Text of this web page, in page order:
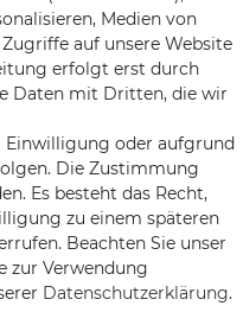
9453362
4
Medien von
auf unsere Website
erfolgt erst durch
Daten mit Dritten, die wir
oder aufgrund
Die Zustimmung
Es besteht das Recht,
zu einem späteren
Beachten Sie unser
zur Verwendung
Daten­schutz­erklärung.